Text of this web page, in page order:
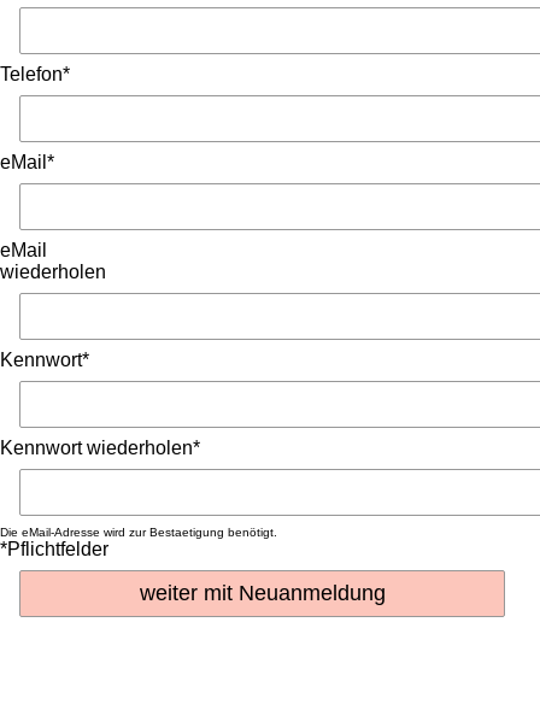
Telefon*
eMail*
eMail
wiederholen
Kennwort*
Kennwort wiederholen*
Die eMail-Adresse wird zur Bestaetigung benötigt.
*Pflichtfelder